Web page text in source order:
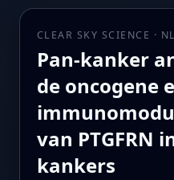
CLEAR SKY SCIENCE · NL
Pan-kanker
de oncogene
van PTGFRN
kankers